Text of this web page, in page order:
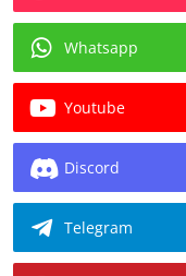
Whatsapp
Youtube
Discord
Telegram